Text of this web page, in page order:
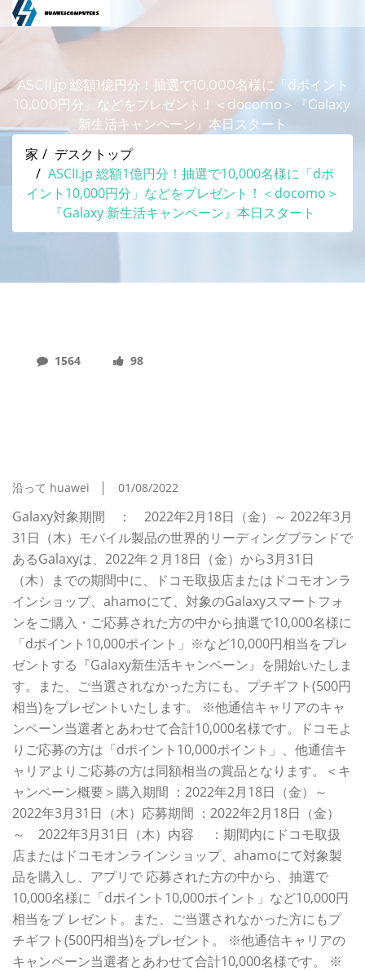
ASCII.jp 総額1億円分！抽選で10,000名様に「dポイント
10,000円分」などをプレゼント！＜docomo＞『Galaxy
新生活キャンペーン』本日スタート
家
デスクトップ
ASCII.jp 総額1億円分！抽選で10,000名様に「dポ
イント10,000円分」などをプレゼント！＜docomo＞
『Galaxy 新生活キャンペーン』本日スタート
1564 98
沿って huawei 01/08/2022
Galaxy対象期間 ： 2022年2月18日（金）～ 2022年3月
31日（木）モバイル製品の世界的リーディングブランドで
あるGalaxyは、2022年２月18日（金）から3月31日
（木）までの期間中に、ドコモ取扱店またはドコモオンラ
インショップ、ahamoにて、対象のGalaxyスマートフォ
ンをご購入・ご応募された方の中から抽選で10,000名様に
「dポイント10,000ポイント」※など10,000円相当をプレ
ゼントする『Galaxy新生活キャンペーン』を開始いたしま
す。また、ご当選されなかった方にも、プチギフト(500円
相当)をプレゼントいたします。 ※他通信キャリアのキャ
ンペーン当選者とあわせて合計10,000名様です。ドコモよ
りご応募の方は「dポイント10,000ポイント」、他通信キ
ャリアよりご応募の方は同額相当の賞品となります。＜キ
ャンペーン概要＞購入期間 ：2022年2月18日（金）～
2022年3月31日（木）応募期間 ：2022年2月18日（金）
～ 2022年3月31日（木）内容 ：期間内にドコモ取扱
店またはドコモオンラインショップ、ahamoにて対象製
品を購入し、アプリで 応募された方の中から、抽選で
10,000名様に「dポイント10,000ポイント」など10,000円
相当をプ レゼント。また、ご当選されなかった方にもプ
チギフト(500円相当)をプレゼント。 ※他通信キャリアの
キャンペーン当選者とあわせて合計10,000名様です。 ※